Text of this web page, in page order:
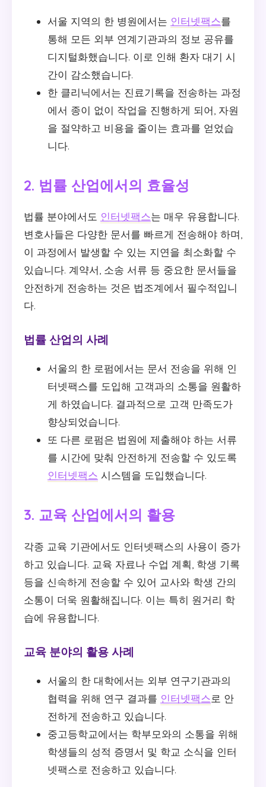
서울 지역의 한 병원에서는 인터넷팩스를
통해 모든 외부 연계기관과의 정보 공유를
디지털화했습니다. 이로 인해 환자 대기 시
간이 감소했습니다.
한 클리닉에서는 진료기록을 전송하는 과정
에서 종이 없이 작업을 진행하게 되어, 자원
을 절약하고 비용을 줄이는 효과를 얻었습
니다.
2. 법률 산업에서의 효율성
법률 분야에서도 인터넷팩스는 매우 유용합니다.
변호사들은 다양한 문서를 빠르게 전송해야 하며,
이 과정에서 발생할 수 있는 지연을 최소화할 수
있습니다. 계약서, 소송 서류 등 중요한 문서들을
안전하게 전송하는 것은 법조계에서 필수적입니
다.
법률 산업의 사례
서울의 한 로펌에서는 문서 전송을 위해 인
터넷팩스를 도입해 고객과의 소통을 원활하
게 하였습니다. 결과적으로 고객 만족도가
향상되었습니다.
또 다른 로펌은 법원에 제출해야 하는 서류
를 시간에 맞춰 안전하게 전송할 수 있도록
인터넷팩스 시스템을 도입했습니다.
3. 교육 산업에서의 활용
각종 교육 기관에서도 인터넷팩스의 사용이 증가
하고 있습니다. 교육 자료나 수업 계획, 학생 기록
등을 신속하게 전송할 수 있어 교사와 학생 간의
소통이 더욱 원활해집니다. 이는 특히 원거리 학
습에 유용합니다.
교육 분야의 활용 사례
서울의 한 대학에서는 외부 연구기관과의
협력을 위해 연구 결과를 인터넷팩스로 안
전하게 전송하고 있습니다.
중고등학교에서는 학부모와의 소통을 위해
학생들의 성적 증명서 및 학교 소식을 인터
넷팩스로 전송하고 있습니다.